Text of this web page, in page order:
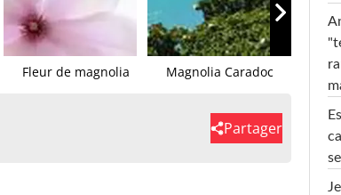
Fleur de magnolia Magnolia Caradoc
Partager